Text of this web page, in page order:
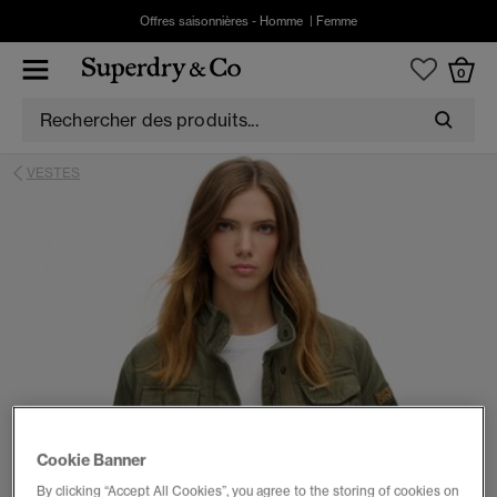
Offres saisonnières - Homme Femme
0
VESTES
Cookie Banner
By clicking “Accept All Cookies”, you agree to the storing of cookies on